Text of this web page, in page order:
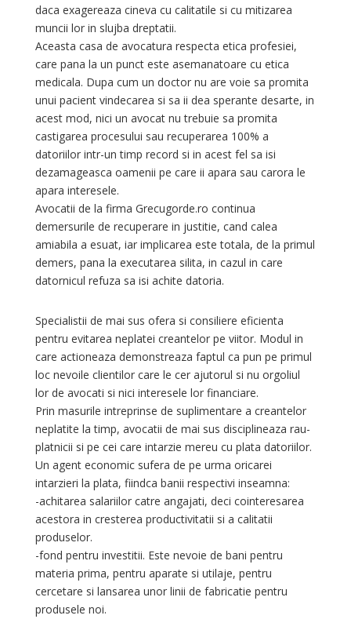
daca exagereaza cineva cu calitatile si cu mitizarea
muncii lor in slujba dreptatii.
Aceasta casa de avocatura respecta etica profesiei,
care pana la un punct este asemanatoare cu etica
medicala. Dupa cum un doctor nu are voie sa promita
unui pacient vindecarea si sa ii dea sperante desarte, in
acest mod, nici un avocat nu trebuie sa promita
castigarea procesului sau recuperarea 100% a
datoriilor intr-un timp record si in acest fel sa isi
dezamageasca oamenii pe care ii apara sau carora le
apara interesele.
Avocatii de la firma Grecugorde.ro continua
demersurile de recuperare in justitie, cand calea
amiabila a esuat, iar implicarea este totala, de la primul
demers, pana la executarea silita, in cazul in care
datornicul refuza sa isi achite datoria.
Specialistii de mai sus ofera si consiliere eficienta
pentru evitarea neplatei creantelor pe viitor. Modul in
care actioneaza demonstreaza faptul ca pun pe primul
loc nevoile clientilor care le cer ajutorul si nu orgoliul
lor de avocati si nici interesele lor financiare.
Prin masurile intreprinse de suplimentare a creantelor
neplatite la timp, avocatii de mai sus disciplineaza rau-
platnicii si pe cei care intarzie mereu cu plata datoriilor.
Un agent economic sufera de pe urma oricarei
intarzieri la plata, fiindca banii respectivi inseamna:
-achitarea salariilor catre angajati, deci cointeresarea
acestora in cresterea productivitatii si a calitatii
produselor.
-fond pentru investitii. Este nevoie de bani pentru
materia prima, pentru aparate si utilaje, pentru
cercetare si lansarea unor linii de fabricatie pentru
produsele noi.